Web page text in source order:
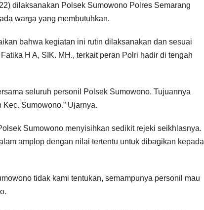
dilaksanakan Polsek Sumowono Polres Semarang
warga yang membutuhkan.
bahwa kegiatan ini rutin dilaksanakan dan sesuai
H A, SIK. MH., terkait peran Polri hadir di tengah
seluruh personil Polsek Sumowono. Tujuannya
Sumowono.” Ujarnya.
Sumowono menyisihkan sedikit rejeki seikhlasnya.
amplop dengan nilai tertentu untuk dibagikan kepada
tidak kami tentukan, semampunya personil mau